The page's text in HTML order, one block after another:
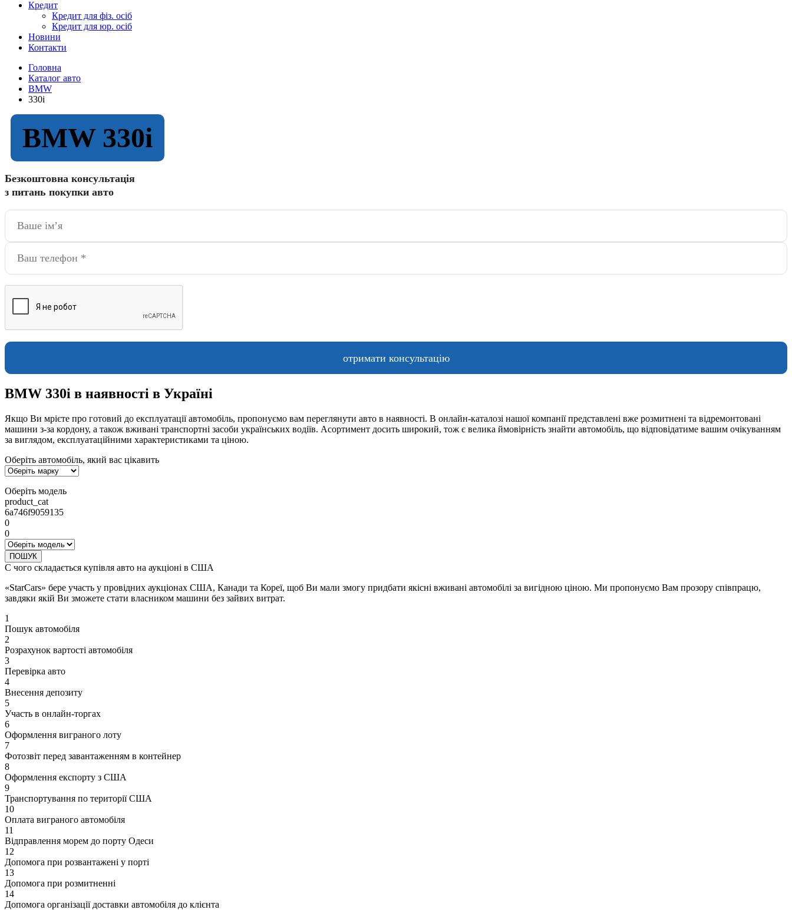
Кредит
Кредит для фіз. осіб
Кредит для юр. осіб
Новини
Контакти
Головна
Каталог авто
BMW
330i
BMW 330i
Безкоштовна консультація
з питань покупки авто
BMW 330i в наявності в Україні
Якщо Ви мрієте про готовий до експлуатації автомобіль, пропонуємо вам переглянути авто в наявності. В онлайн-каталозі нашої компанії представлені вже розмитнені та відремонтовані
машини з-за кордону, а також вживані транспортні засоби українських водіїв. Асортимент досить широкий, тож є велика ймовірність знайти автомобіль, що відповідатиме вашим очікуванням
за виглядом, експлуатаційними характеристиками та ціною.
Оберіть автомобіль, який вас цікавить
Оберіть модель
product_cat
6a746f9059135
0
0
ПОШУК
С чого складається купівля авто на аукціоні в США
«StarCars» бере участь у провідних аукціонах США, Канади та Кореї, щоб Ви мали змогу придбати якісні вживані автомобілі за вигідною ціною. Ми пропонуємо Вам прозору співпрацю,
завдяки якій Ви зможете стати власником машини без зайвих витрат.
1
Пошук автомобіля
2
Розрахунок вартості автомобіля
3
Перевірка авто
4
Внесення депозиту
5
Участь в онлайн-торгах
6
Оформлення виграного лоту
7
Фотозвіт перед завантаженням в контейнер
8
Оформлення експорту з США
9
Транспортування по території США
10
Оплата виграного автомобіля
11
Відправлення морем до порту Одеси
12
Допомога при розвантажені у порті
13
Допомога при розмитненні
14
Допомога організації доставки автомобіля до клієнта